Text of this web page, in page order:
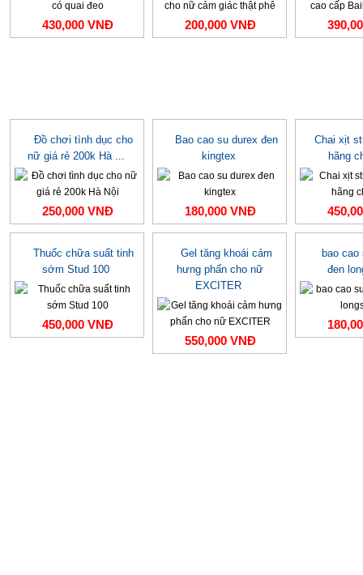
430,000 VNĐ 200,000 VNĐ
Đồ chơi tình dục cho
nữ giá rẻ 200k Hà ...
250,000 VNĐ
Bao cao su durex đen
kingtex
180,000 VNĐ
Chai xịt
hãng
Thuốc chữa suất tinh
sớm Stud 100
450,000 VNĐ
Gel tăng khoái cảm
hưng phấn cho nữ
EXCITER
550,000 VNĐ
bao
đen